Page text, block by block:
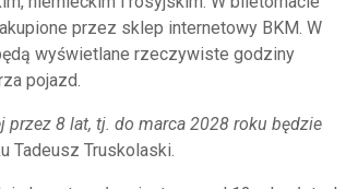
przez sklep internetowy BKM. W
wyświetlane rzeczywiste godziny
pojazd.
8 lat, tj. do marca 2028 roku będzie
Tadeusz Truskolaski.